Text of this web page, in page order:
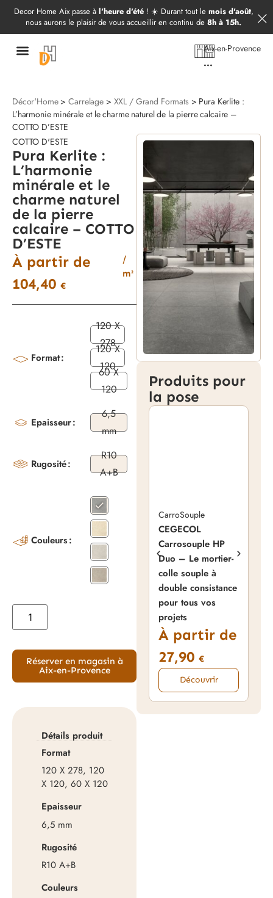
Decor Home Aix passe à l'heure d'été ! ☀️ Durant tout le mois d'août,
nous aurons le plaisir de vous accueillir en continu de 8h à 15h.
Aix-en-Provence
...
Décor'Home>Carrelage> XXL / Grand Formats > Pura Kerlite :
L’harmonie minérale et le charme naturel de la pierre calcaire –
COTTO D’ESTE
Produits pour
la pose
CarroSouple
CEGECOL
Carrosouple HP
Duo – Le mortier-
colle souple à
double consistance
pour tous vos
projets
À partir de
27,90 €
Découvrir
COTTO D'ESTE
Pura Kerlite :
L’harmonie
minérale et le
charme naturel
de la pierre
calcaire – COTTO
D’ESTE
À partir de
104,40 €
/
m²
Format
120 X
278
120 X
120
60 X
120
Epaisseur
6,5
mm
Rugosité
R10
A+B
Couleurs
Réserver en magasin à
Aix-en-Provence
Détails produit
Format
120 X 278, 120
X 120, 60 X 120
Epaisseur
6,5 mm
Rugosité
R10 A+B
Couleurs